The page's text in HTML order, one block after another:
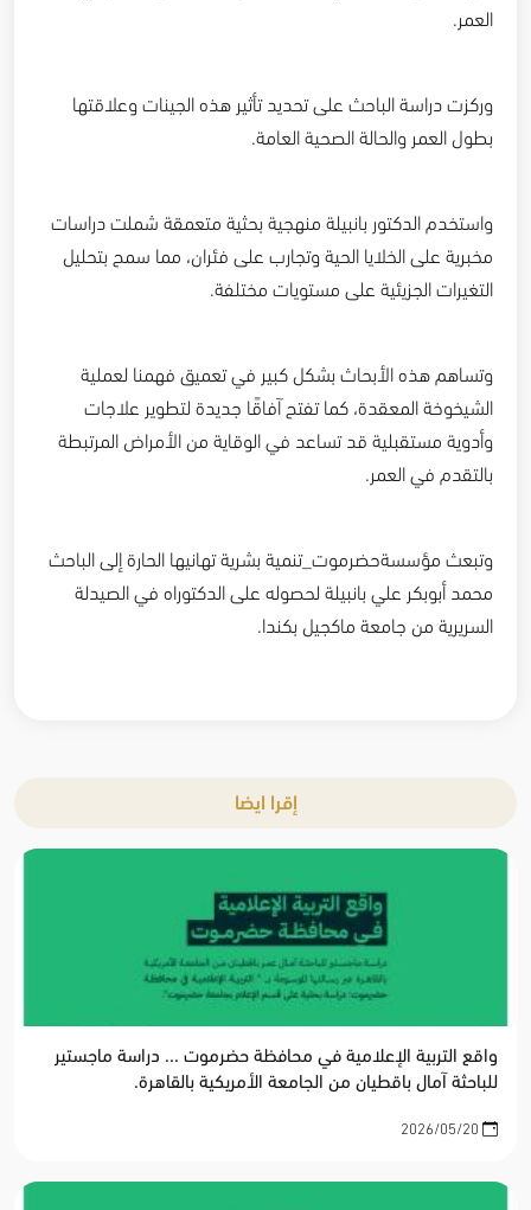
العمر.
وركزت دراسة الباحث على تحديد تأثير هذه الجينات وعلاقتها
بطول العمر والحالة الصحية العامة.
واستخدم الدكتور بانبيلة منهجية بحثية متعمقة شملت دراسات
مخبرية على الخلايا الحية وتجارب على فئران، مما سمح بتحليل
التغيرات الجزيئية على مستويات مختلفة.
وتساهم هذه الأبحاث بشكل كبير في تعميق فهمنا لعملية
الشيخوخة المعقدة، كما تفتح آفاقًا جديدة لتطوير علاجات
وأدوية مستقبلية قد تساعد في الوقاية من الأمراض المرتبطة
بالتقدم في العمر.
وتبعث مؤسسةحضرموت_تنمية بشرية تهانيها الحارة إلى الباحث
محمد أبوبكر علي بانبيلة لحصوله على الدكتوراه في الصيدلة
السريرية من جامعة ماكجيل بكندا.
إقرا ايضا
واقع التربية الإعلامية في محافظة حضرموت ... دراسة ماجستير
للباحثة آمال باقطيان من الجامعة الأمريكية بالقاهرة.